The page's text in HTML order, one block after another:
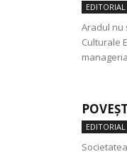
EDITORIAL
Aradul nu
Culturale
EDITORIAL